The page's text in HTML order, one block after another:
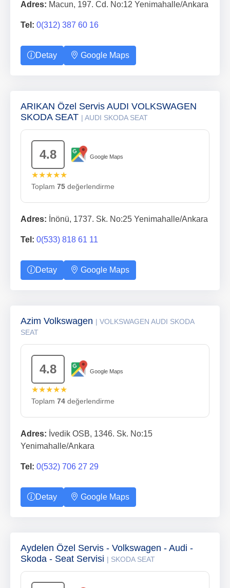
Adres: Macun, 197. Cd. No:12 Yenimahalle/Ankara
Tel: 0(312) 387 60 16
Detay Google Maps
ARIKAN Özel Servis AUDI VOLKSWAGEN
SKODA SEAT | AUDI SKODA SEAT
4.8 Google Maps
★★★★★
Toplam 75 değerlendirme
Adres: İnönü, 1737. Sk. No:25 Yenimahalle/Ankara
Tel: 0(533) 818 61 11
Detay Google Maps
Azim Volkswagen | VOLKSWAGEN AUDI SKODA
SEAT
4.8 Google Maps
★★★★★
Toplam 74 değerlendirme
Adres: İvedik OSB, 1346. Sk. No:15
Yenimahalle/Ankara
Tel: 0(532) 706 27 29
Detay Google Maps
Aydelen Özel Servis - Volkswagen - Audi -
Skoda - Seat Servisi | SKODA SEAT